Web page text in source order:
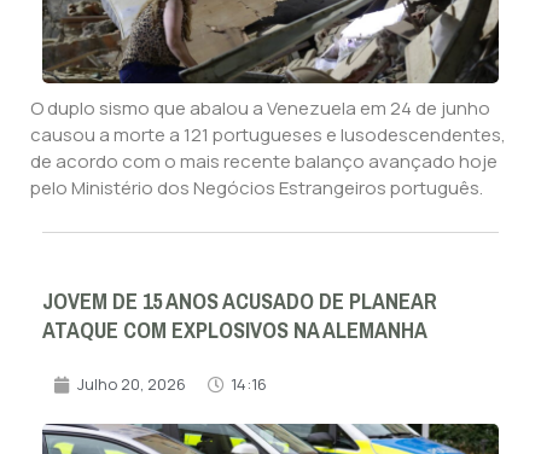
O duplo sismo que abalou a Venezuela em 24 de junho
causou a morte a 121 portugueses e lusodescendentes,
de acordo com o mais recente balanço avançado hoje
pelo Ministério dos Negócios Estrangeiros português.
JOVEM DE 15 ANOS ACUSADO DE PLANEAR
ATAQUE COM EXPLOSIVOS NA ALEMANHA
Julho 20, 2026 14:16